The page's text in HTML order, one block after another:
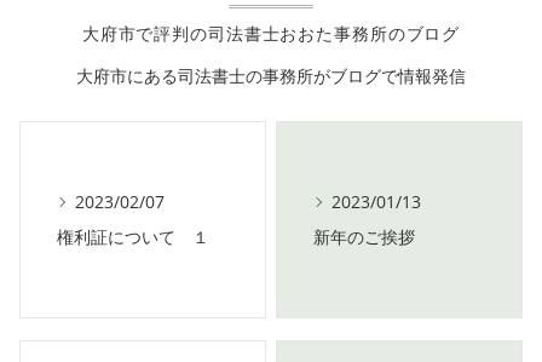
大府市で評判の司法書士おおた事務所のブログ
大府市にある司法書士の事務所がブログで情報発信
2023/02/07
権利証について １
2023/01/13
新年のご挨拶